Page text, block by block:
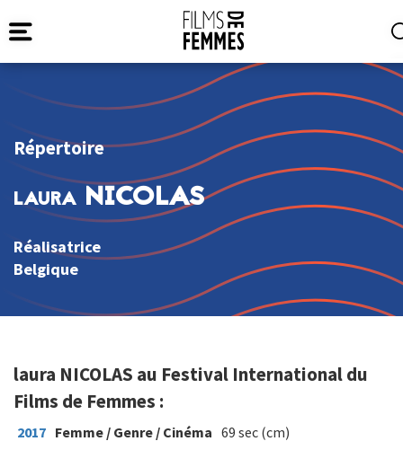
Répertoire
laura NICOLAS
Réalisatrice
Belgique
laura NICOLAS au Festival International du
Films de Femmes :
2017 Femme / Genre / Cinéma 69 sec (cm)